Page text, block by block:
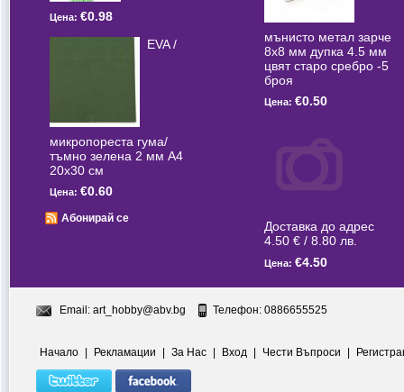
Цена: €0.98
EVA /
микропореста гума/
тъмно зелена 2 мм А4
20x30 см
Цена: €0.60
Абонирай се
мънисто метал зарче
8x8 мм дупка 4.5 мм
цвят старо сребро -5
броя
Цена: €0.50
Доставка до адрес
4.50 € / 8.80 лв.
Цена: €4.50
Email: art_hobby@abv.bg Телефон: 0886655525
Начало | Рекламации | За Нас | Вход | Чести Въпроси |